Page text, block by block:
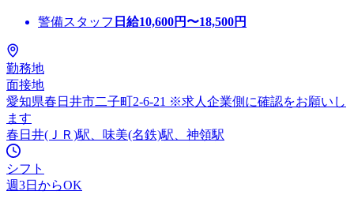
警備スタッフ 日給10,600円〜18,500円
勤務地
面接地
愛知県春日井市二子町2-6-21 ※求人企業側に確認をお願いし
ます
春日井(ＪＲ)駅、味美(名鉄)駅、神領駅
シフト
週3日からOK